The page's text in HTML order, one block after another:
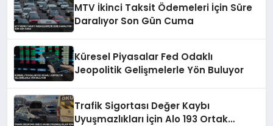
MTV İkinci Taksit Ödemeleri İçin Süre
Daralıyor Son Gün Cuma
Küresel Piyasalar Fed Odaklı
Jeopolitik Gelişmelerle Yön Buluyor
Trafik Sigortası Değer Kaybı
Uyuşmazlıkları İçin Alo 193 Ortak